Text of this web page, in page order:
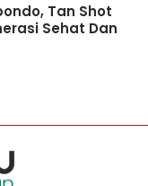
Tan Shot
Sehat Dan